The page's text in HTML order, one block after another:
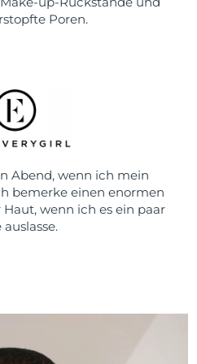
Poren.
Abend, wenn ich mein
bemerke einen enormen
wenn ich es ein paar
auslasse.